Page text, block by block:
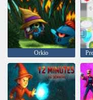
Orkio